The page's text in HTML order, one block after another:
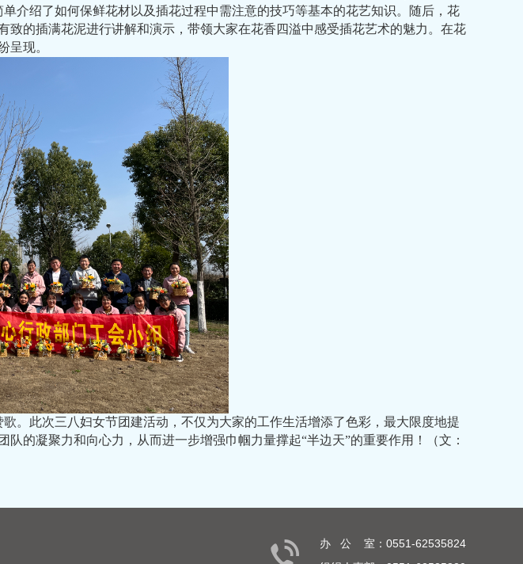
介绍了如何保鲜花材以及插花过程中需注意的技巧等基本的花艺知识。随后，花
的插满花泥进行讲解和演示，带领大家在花香四溢中感受插花艺术的魅力。在花
呈现。
。此次三八妇女节团建活动，不仅为大家的工作生活增添了色彩，最大限度地提
的凝聚力和向心力，从而进一步增强巾帼力量撑起“半边天”的重要作用！（文：
办 公 室：0551-62535824